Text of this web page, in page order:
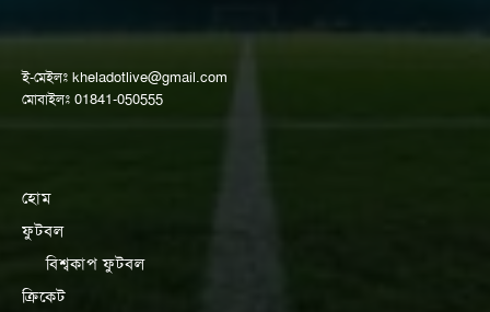
ই-মেইলঃ kheladotlive@gmail.com
মোবাইলঃ 01841-050555
হোম
ফুটবল
বিশ্বকাপ ফুটবল
ক্রিকেট